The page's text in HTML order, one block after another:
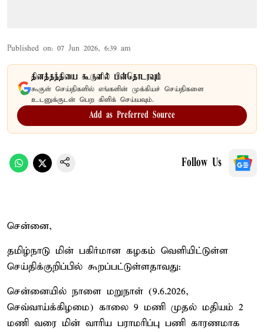
Published on: 07 Jun 2026, 6:39 am
தினத்தந்தியை கூகுளில் பின்தொடரவும்
கூகுள் செய்திகளில் எங்களின் முக்கியச் செய்திகளை
உடனுக்குடன் பெற கிளிக் செய்யவும்.
Add as Preferred Source
Follow Us
சென்னை,
தமிழ்நாடு மின் பகிர்மான கழகம் வெளியிட்டுள்ள
செய்திக்குறிப்பில் கூறப்பட்டுள்ளதாவது:
சென்னையில் நாளை மறுநாள் (9.6.2026,
செவ்வாய்க்கிழமை) காலை 9 மணி முதல் மதியம் 2
மணி வரை மின் வாரிய பராமரிப்பு பணி காரணமாக